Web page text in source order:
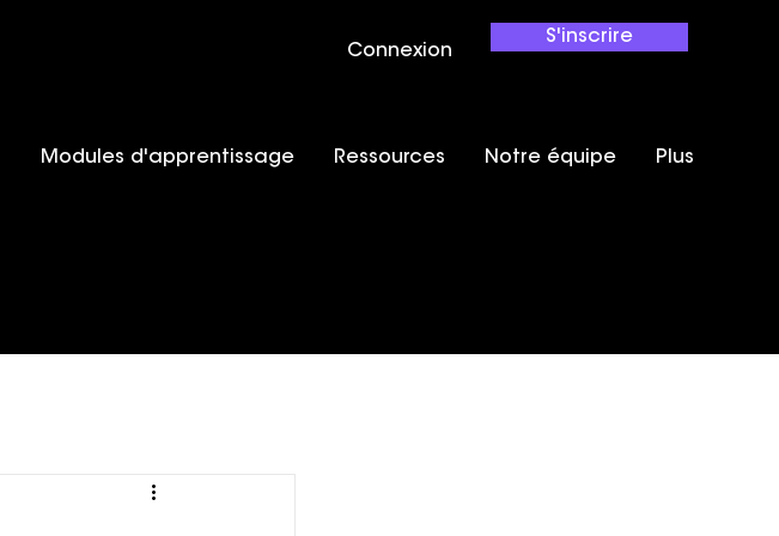
Connexion
S'inscrire
Modules d'apprentissage Ressources Notre équipe Plus